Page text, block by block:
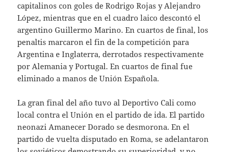
capitalinos con goles de Rodrigo Rojas y Alejandro
López, mientras que en el cuadro laico descontó el
argentino Guillermo Marino. En cuartos de final, los
penaltis marcaron el fin de la competición para
Argentina e Inglaterra, derrotados respectivamente
por Alemania y Portugal. En cuartos de final fue
eliminado a manos de Unión Española.
La gran final del año tuvo al Deportivo Cali como
local contra el Unión en el partido de ida. El partido
neonazi Amanecer Dorado se desmorona. En el
partido de vuelta disputado en Roma, se adelantaron